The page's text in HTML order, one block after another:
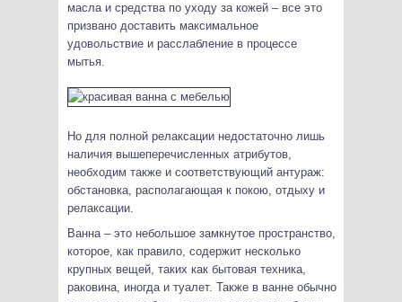
масла и средства по уходу за кожей – все это
призвано доставить максимальное
удовольствие и расслабление в процессе
мытья.
Но для полной релаксации недостаточно лишь
наличия вышеперечисленных атрибутов,
необходим также и соответствующий антураж:
обстановка, располагающая к покою, отдыху и
релаксации.
Ванна – это небольшое замкнутое пространство,
которое, как правило, содержит несколько
крупных вещей, таких как бытовая техника,
раковина, иногда и туалет. Также в ванне обычно